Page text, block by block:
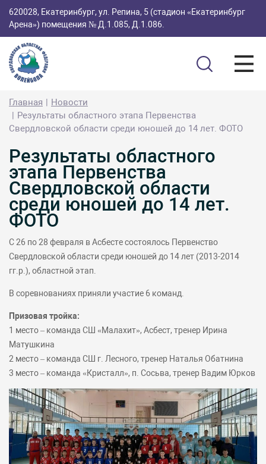
620028, Екатеринбург, ул. Репина, 5 (стадион «Екатеринбург
Арена») помещения № Д.1.085, Д.1.086.
Главная
Новости
Результаты областного этапа Первенства
Свердловской области среди юношей до 14 лет. ФОТО
Результаты областного
этапа Первенства
Свердловской области
среди юношей до 14 лет.
ФОТО
С 26 по 28 февраля в Асбесте состоялось Первенство
Свердловской области среди юношей до 14 лет (2013-2014
гг.р.), областной этап.
В соревнованиях приняли участие 6 команд.
Призовая тройка:
1 место – команда СШ «Малахит», Асбест, тренер Ирина
Матушкина
2 место – команда СШ г. Лесного, тренер Наталья Обатнина
3 место – команда «Кристалл», п. Сосьва, тренер Вадим Юрков